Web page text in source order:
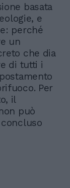
basata
e
perché
un
che dia
di tutti i
Per
il
può
concluso